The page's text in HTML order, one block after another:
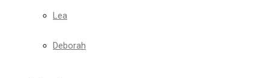
Lea
Deborah